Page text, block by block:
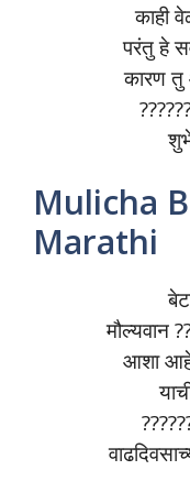
काही
परंतु हे
कारण तु
Mulicha
Marathi
मौल्यवान
आशा